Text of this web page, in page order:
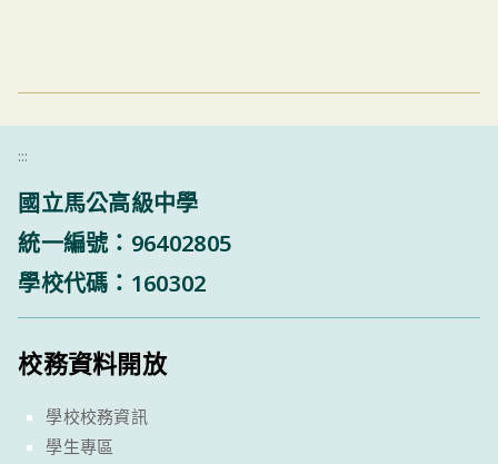
:::
國立馬公高級中學
統一編號：96402805
學校代碼：160302
校務資料開放
學校校務資訊
學生專區